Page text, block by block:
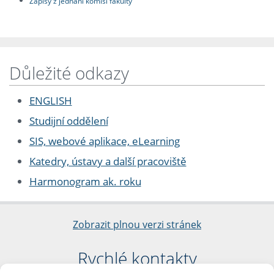
Důležité odkazy
ENGLISH
Studijní oddělení
SIS, webové aplikace, eLearning
Katedry, ústavy a další pracoviště
Harmonogram ak. roku
Zobrazit plnou verzi stránek
Rychlé kontakty